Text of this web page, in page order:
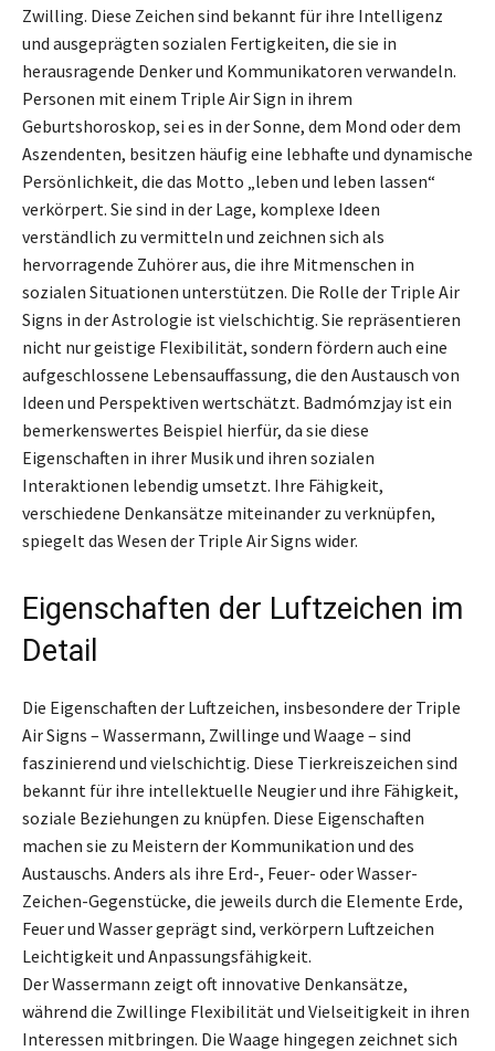
Zwilling. Diese Zeichen sind bekannt für ihre Intelligenz
und ausgeprägten sozialen Fertigkeiten, die sie in
herausragende Denker und Kommunikatoren verwandeln.
Personen mit einem Triple Air Sign in ihrem
Geburtshoroskop, sei es in der Sonne, dem Mond oder dem
Aszendenten, besitzen häufig eine lebhafte und dynamische
Persönlichkeit, die das Motto „leben und leben lassen“
verkörpert. Sie sind in der Lage, komplexe Ideen
verständlich zu vermitteln und zeichnen sich als
hervorragende Zuhörer aus, die ihre Mitmenschen in
sozialen Situationen unterstützen. Die Rolle der Triple Air
Signs in der Astrologie ist vielschichtig. Sie repräsentieren
nicht nur geistige Flexibilität, sondern fördern auch eine
aufgeschlossene Lebensauffassung, die den Austausch von
Ideen und Perspektiven wertschätzt. Badmómzjay ist ein
bemerkenswertes Beispiel hierfür, da sie diese
Eigenschaften in ihrer Musik und ihren sozialen
Interaktionen lebendig umsetzt. Ihre Fähigkeit,
verschiedene Denkansätze miteinander zu verknüpfen,
spiegelt das Wesen der Triple Air Signs wider.
Eigenschaften der Luftzeichen im
Detail
Die Eigenschaften der Luftzeichen, insbesondere der Triple
Air Signs – Wassermann, Zwillinge und Waage – sind
faszinierend und vielschichtig. Diese Tierkreiszeichen sind
bekannt für ihre intellektuelle Neugier und ihre Fähigkeit,
soziale Beziehungen zu knüpfen. Diese Eigenschaften
machen sie zu Meistern der Kommunikation und des
Austauschs. Anders als ihre Erd-, Feuer- oder Wasser-
Zeichen-Gegenstücke, die jeweils durch die Elemente Erde,
Feuer und Wasser geprägt sind, verkörpern Luftzeichen
Leichtigkeit und Anpassungsfähigkeit.
Der Wassermann zeigt oft innovative Denkansätze,
während die Zwillinge Flexibilität und Vielseitigkeit in ihren
Interessen mitbringen. Die Waage hingegen zeichnet sich